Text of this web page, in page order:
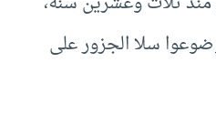
سلا الجزور على